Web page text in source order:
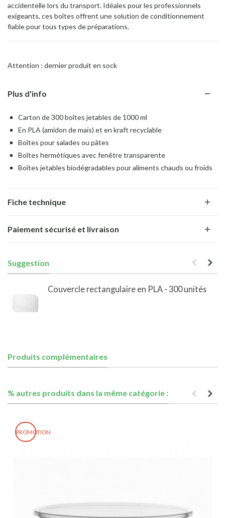
accidentelle lors du transport. Idéales pour les professionnels
exigeants, ces boîtes offrent une solution de conditionnement
fiable pour tous types de préparations.
Attention : dernier produit en sock
Plus d'info
Carton de 300 boîtes jetables de 1000 ml
En PLA (amidon de maïs) et en kraft recyclable
Boîtes pour salades ou pâtes
Boîtes hermétiques avec fenêtre transparente
Boîtes jetables biodégradables pour aliments chauds ou froids
Fiche technique
Paiement sécurisé et livraison
Suggestion
Couvercle rectangulaire en PLA - 300 unités
Produits complémentaires
% autres produits dans la même catégorie :
PROMOTION